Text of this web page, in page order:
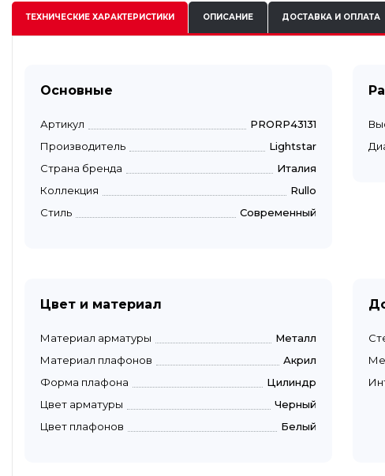
ТЕХНИЧЕСКИЕХАРАКТЕРИСТИКИ ОПИСАНИЕ ДОСТАВКА И ОПЛАТА
Основные
Артикул
PRORP43131
Производитель
Lightstar
Страна бренда
Италия
Коллекция
Rullo
Стиль
Современный
Цвет и материал
Материал арматуры
Металл
Материал плафонов
Акрил
Форма плафона
Цилиндр
Цвет арматуры
Черный
Цвет плафонов
Белый